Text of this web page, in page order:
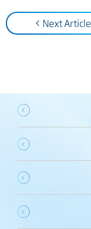
Next Article >